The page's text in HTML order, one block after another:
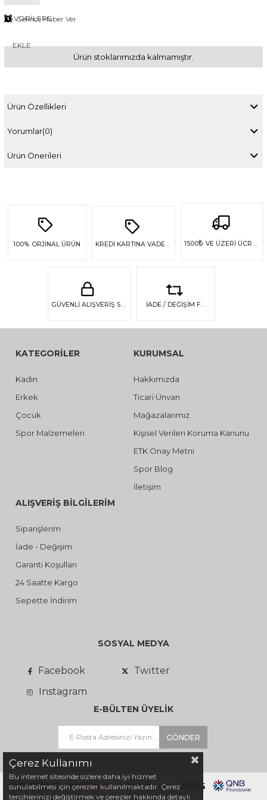
FAVORILERE
EKLE
Gelince Haber Ver
Ürün stoklarımızda kalmamıştır.
Ürün Özellikleri
Yorumlar(0)
Ürün Önerileri
100% ORJİNAL ÜRÜN 1500₺ VE ÜZERİ ÜCRETSİZ KARGO
GÜVENLİ ALIŞVERİŞ SSL GÜVENLİĞİ İADE / DEĞİŞİM FIRSATI
KATEGORİLER
Kadın
Erkek
Çocuk
Spor Malzemeleri
KURUMSAL
Hakkımızda
Ticari Ünvan
Mağazalarımız
Kişisel Verileri Koruma Kanunu
ETK Onay Metni
Spor Blog
İletişim
ALIŞVERİŞ BİLGİLERİM
Siparişlerim
İade - Değişim
Garanti Koşulları
24 Saatte Kargo
Sepette İndirim
SOSYAL MEDYA
Facebook
Twitter
Instagram
E-BÜLTEN ÜYELİK
GÖNDER
Çerez Kullanımı
Bu internet sitesinde sizlere daha iyi hizmet
sunulabilmesi için çerezler kullanılmaktadır. Çerez
tercihlerinizi değiştirmek ve çerezler hakkında detaylı